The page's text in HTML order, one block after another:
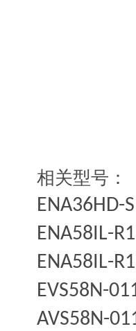
相关型号：
ENA36HD-
ENA58IL-
ENA58IL-
EVS58N-
AVS58N-